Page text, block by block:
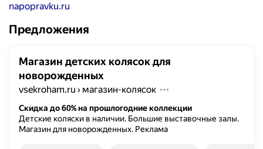
л
с
т
п
р
napopravku.ru
Предложения
Магазин детских колясок для
новорожденных
vsekroham.ru › магазин-колясок
Скидка до 60% на прошлогодние коллекции
Детские коляски в наличии. Большие выставочные залы.
Магазин для новорожденных. Реклама